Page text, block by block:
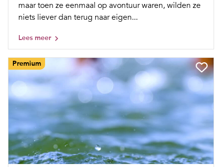
maar toen ze eenmaal op avontuur waren, wilden ze
niets liever dan terug naar eigen...
Lees meer
Premium